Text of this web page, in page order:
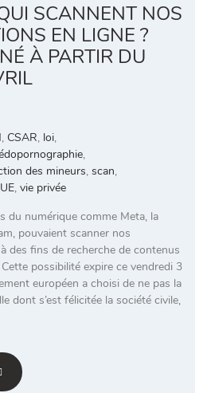
SCANNENT NOS
EN LIGNE ?
À PARTIR DU
, CSAR, loi,
,
des mineurs, scan,
UE, vie privée
du numérique comme Meta, la
pouvaient scanner nos
des fins de recherche de contenus
possibilité expire ce vendredi 3
européen a choisi de ne pas la
dont s’est félicitée la société civile,